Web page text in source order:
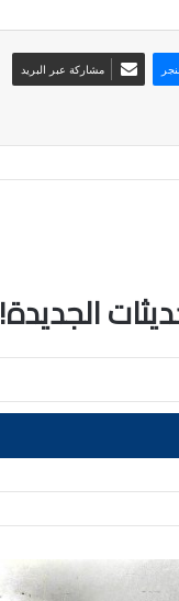
مشاركة عبر البريد
الجديدة!